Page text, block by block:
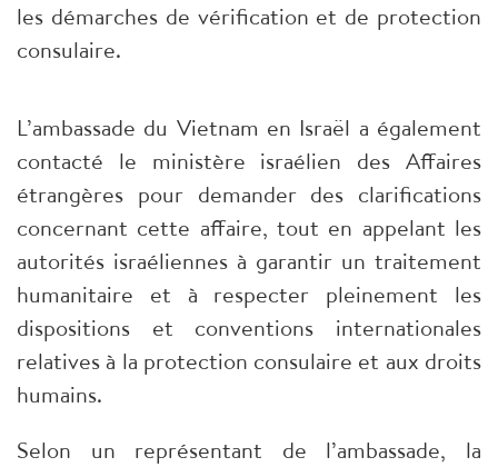
les démarches de vérification et de protection
consulaire.
L’ambassade du Vietnam en Israël a également
contacté le ministère israélien des Affaires
étrangères pour demander des clarifications
concernant cette affaire, tout en appelant les
autorités israéliennes à garantir un traitement
humanitaire et à respecter pleinement les
dispositions et conventions internationales
relatives à la protection consulaire et aux droits
humains.
Selon un représentant de l’ambassade, la